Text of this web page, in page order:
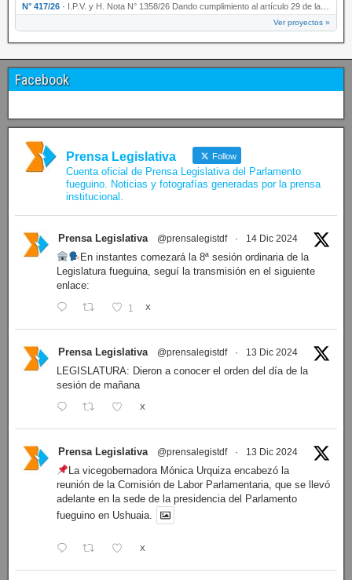
N° 417/26 · I.P.V. y H. Nota N° 1358/26 Dando cumplimiento al artículo 29 de la Ley provincial N° 1399…
Ver proyectos »
Facebook
Prensa Legislativa Follow
Cuenta oficial de Prensa Legislativa del Parlamento
fueguino. Noticias y fotografías generadas por la prensa
institucional.
Prensa Legislativa @prensalegistdf · 14 Dic 2024
En instantes comezará la 8ª sesión ordinaria de la
Legislatura fueguina, seguí la transmisión en el siguiente
enlace:
1 X
Prensa Legislativa @prensalegistdf · 13 Dic 2024
LEGISLATURA: Dieron a conocer el orden del día de la
sesión de mañana
X
Prensa Legislativa @prensalegistdf · 13 Dic 2024
La vicegobernadora Mónica Urquiza encabezó la
reunión de la Comisión de Labor Parlamentaria, que se llevó
adelante en la sede de la presidencia del Parlamento
fueguino en Ushuaia.
X